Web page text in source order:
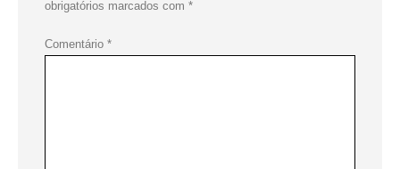
obrigatórios marcados com *
Comentário *